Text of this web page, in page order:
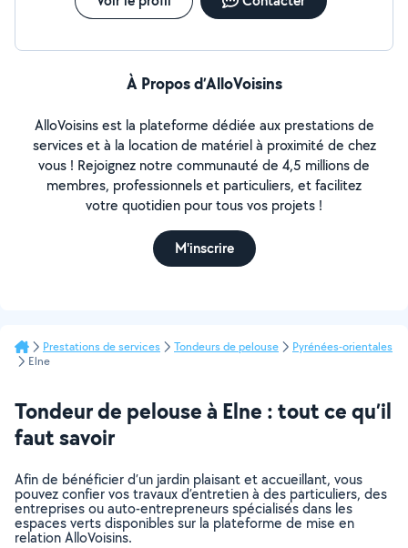
À Propos d’AlloVoisins
AlloVoisins est la plateforme dédiée aux prestations de
services et à la location de matériel à proximité de chez
vous ! Rejoignez notre communauté de 4,5 millions de
membres, professionnels et particuliers, et facilitez
votre quotidien pour tous vos projets !
M'inscrire
Prestations de services Tondeurs de pelouse
Pyrénées-orientales
Elne
Tondeur de pelouse à Elne : tout ce qu’il
faut savoir
Afin de bénéficier d’un jardin plaisant et accueillant, vous
pouvez confier vos travaux d’entretien à des particuliers, des
entreprises ou auto-entrepreneurs spécialisés dans les
espaces verts disponibles sur la plateforme de mise en
relation AlloVoisins.